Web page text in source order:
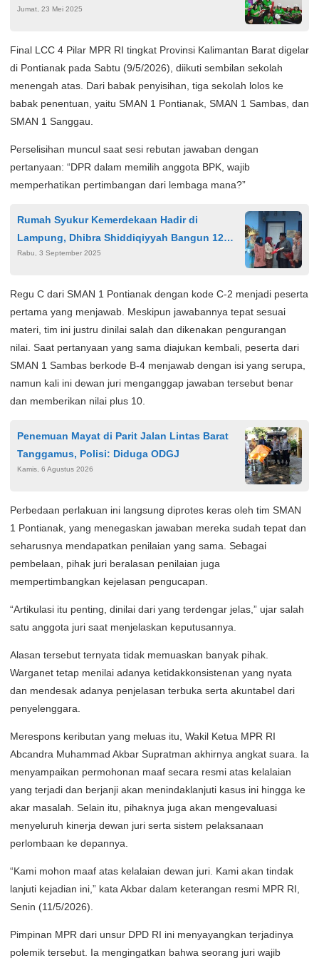
Jumat, 23 Mei 2025
Final LCC 4 Pilar MPR RI tingkat Provinsi Kalimantan Barat digelar
di Pontianak pada Sabtu (9/5/2026), diikuti sembilan sekolah
menengah atas. Dari babak penyisihan, tiga sekolah lolos ke
babak penentuan, yaitu SMAN 1 Pontianak, SMAN 1 Sambas, dan
SMAN 1 Sanggau.
Perselisihan muncul saat sesi rebutan jawaban dengan
pertanyaan: “DPR dalam memilih anggota BPK, wajib
memperhatikan pertimbangan dari lembaga mana?”
Rumah Syukur Kemerdekaan Hadir di
Lampung, Dhibra Shiddiqiyyah Bangun 12
Unit untuk Warga
Rabu, 3 September 2025
Regu C dari SMAN 1 Pontianak dengan kode C-2 menjadi peserta
pertama yang menjawab. Meskipun jawabannya tepat sesuai
materi, tim ini justru dinilai salah dan dikenakan pengurangan
nilai. Saat pertanyaan yang sama diajukan kembali, peserta dari
SMAN 1 Sambas berkode B-4 menjawab dengan isi yang serupa,
namun kali ini dewan juri menganggap jawaban tersebut benar
dan memberikan nilai plus 10.
Penemuan Mayat di Parit Jalan Lintas Barat
Tanggamus, Polisi: Diduga ODGJ
Kamis, 6 Agustus 2026
Perbedaan perlakuan ini langsung diprotes keras oleh tim SMAN
1 Pontianak, yang menegaskan jawaban mereka sudah tepat dan
seharusnya mendapatkan penilaian yang sama. Sebagai
pembelaan, pihak juri beralasan penilaian juga
mempertimbangkan kejelasan pengucapan.
“Artikulasi itu penting, dinilai dari yang terdengar jelas,” ujar salah
satu anggota juri saat menjelaskan keputusannya.
Alasan tersebut ternyata tidak memuaskan banyak pihak.
Warganet tetap menilai adanya ketidakkonsistenan yang nyata
dan mendesak adanya penjelasan terbuka serta akuntabel dari
penyelenggara.
Merespons keributan yang meluas itu, Wakil Ketua MPR RI
Abcandra Muhammad Akbar Supratman akhirnya angkat suara. Ia
menyampaikan permohonan maaf secara resmi atas kelalaian
yang terjadi dan berjanji akan menindaklanjuti kasus ini hingga ke
akar masalah. Selain itu, pihaknya juga akan mengevaluasi
menyeluruh kinerja dewan juri serta sistem pelaksanaan
perlombaan ke depannya.
“Kami mohon maaf atas kelalaian dewan juri. Kami akan tindak
lanjuti kejadian ini,” kata Akbar dalam keterangan resmi MPR RI,
Senin (11/5/2026).
Pimpinan MPR dari unsur DPD RI ini menyayangkan terjadinya
polemik tersebut. Ia mengingatkan bahwa seorang juri wajib